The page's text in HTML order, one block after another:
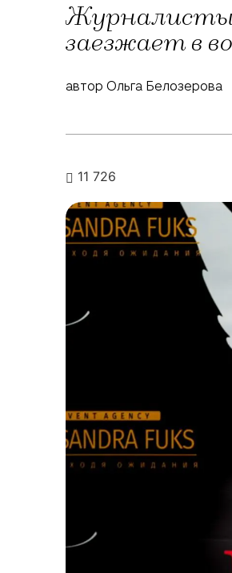
Журналисты
заезжает в
автор Ольга Белозерова
11 726